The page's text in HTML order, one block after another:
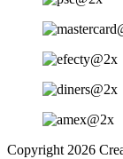
Copyright 2026